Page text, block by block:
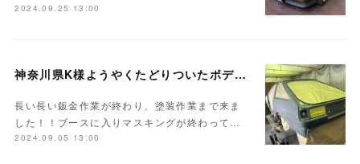
2024.09.25 13:00
神奈川県K様ようやくたどりついたボディ塗装
長い長い鈑金作業が終わり、塗装作業まで来ま
した！！ブースに入りマスキングが終わって…
2024.09.05 13:00